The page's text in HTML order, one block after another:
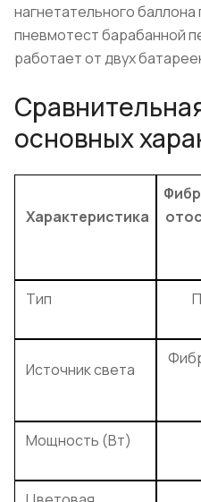
нагнетательного
пневмотест барабанной
работает от двух
основных
Характеристика
Тип
Источник света
Мощность (Вт)